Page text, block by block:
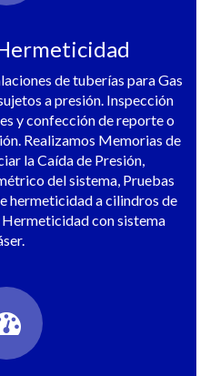
de tuberías para Gas
a presión. Inspección
y confección de reporte o
Realizamos Memorias de
la Caída de Presión,
del sistema, Pruebas
hermeticidad a cilindros de
con sistema